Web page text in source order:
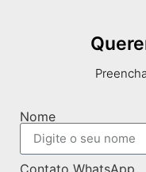
Nome
Contato WhatsApp